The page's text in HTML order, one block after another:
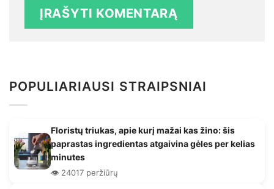
POPULIARIAUSI STRAIPSNIAI
Floristų triukas, apie kurį mažai kas žino: šis
paprastas ingredientas atgaivina gėles per kelias
minutes
👁️ 24017 peržiūrų